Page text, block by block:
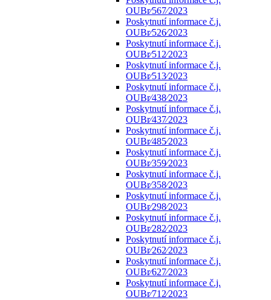
OUBr⁄567⁄2023
Poskytnutí informace č.j.
OUBr⁄526⁄2023
Poskytnutí informace č.j.
OUBr⁄512⁄2023
Poskytnutí informace č.j.
OUBr⁄513⁄2023
Poskytnutí informace č.j.
OUBr⁄438⁄2023
Poskytnutí informace č.j.
OUBr⁄437⁄2023
Poskytnutí informace č.j.
OUBr⁄485⁄2023
Poskytnutí informace č.j.
OUBr⁄359⁄2023
Poskytnutí informace č.j.
OUBr⁄358⁄2023
Poskytnutí informace č.j.
OUBr⁄298⁄2023
Poskytnutí informace č.j.
OUBr⁄282⁄2023
Poskytnutí informace č.j.
OUBr⁄262⁄2023
Poskytnutí informace č.j.
OUBr⁄627⁄2023
Poskytnutí informace č.j.
OUBr⁄712⁄2023